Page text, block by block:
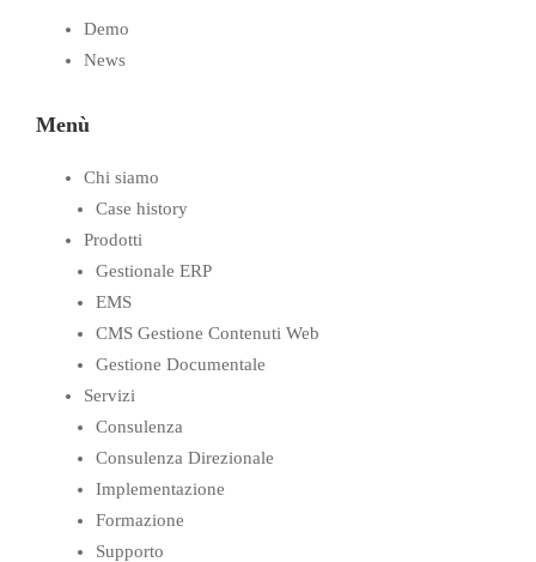
Demo
News
Menù
Chi siamo
Case history
Prodotti
Gestionale ERP
EMS
CMS Gestione Contenuti Web
Gestione Documentale
Servizi
Consulenza
Consulenza Direzionale
Implementazione
Formazione
Supporto